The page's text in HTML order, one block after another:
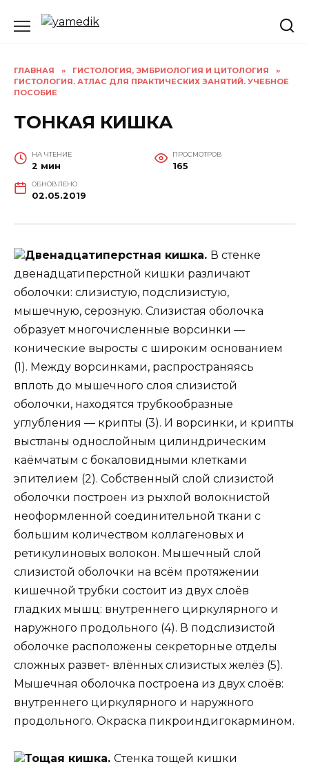
ГЛАВНАЯ » ГИСТОЛОГИЯ, ЭМБРИОЛОГИЯ И ЦИТОЛОГИЯ
»
ГИСТОЛОГИЯ. АТЛАС ДЛЯ ПРАКТИЧЕСКИХ ЗАНЯТИЙ. УЧЕБНОЕ
ПОСОБИЕ
ТОНКАЯ КИШКА
НА ЧТЕНИЕ
2 мин
ПРОСМОТРОВ
165
ОБНОВЛЕНО
02.05.2019
Двенадцатиперстная кишка. В стенке
двенадцатиперстной кишки различают
оболочки: слизистую, подслизистую,
мышечную, серозную. Слизистая оболочка
образует многочисленные ворсинки —
конические выросты с широким основанием
(1). Между ворсинками, распространяясь
вплоть до мышечного слоя слизистой
оболочки, находятся трубкообразные
углубления — крипты (3). И ворсинки, и крипты
выстланы однослойным цилиндрическим
каёмчатым с бокаловидными клетками
эпителием (2). Собственный слой слизистой
оболочки построен из рыхлой волокнистой
неоформленной соединительной ткани с
большим количеством коллагеновых и
ретикулиновых волокон. Мышечный слой
слизистой оболочки на всём протяжении
кишечной трубки состоит из двух слоёв
гладких мышц: внутреннего циркулярного и
наружного продольного (4). В подслизистой
оболочке расположены секреторные отделы
сложных развет- влённых слизистых желёз (5).
Мышечная оболочка построена из двух слоёв:
внутреннего циркулярного и наружного
продольного. Окраска пикроиндигокармином.
Тощая кишка. Стенка тощей кишки